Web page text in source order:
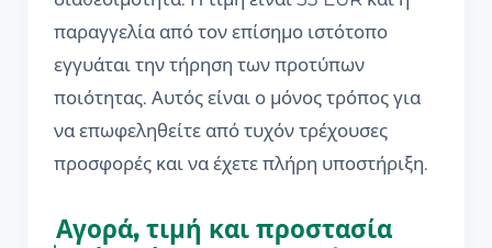
παραγγελία από τον επίσημο ιστότοπο
εγγυάται την τήρηση των προτύπων
ποιότητας. Αυτός είναι ο μόνος τρόπος για
να επωφεληθείτε από τυχόν τρέχουσες
προσφορές και να έχετε πλήρη υποστήριξη.
Αγορά, τιμή και προστασία